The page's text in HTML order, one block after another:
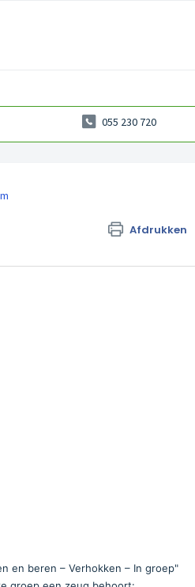
055 230 720
Afdrukken
en beren – Verhokken – In groep"